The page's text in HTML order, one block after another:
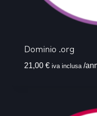
Dominio .org
21,00 € iva inclusa /